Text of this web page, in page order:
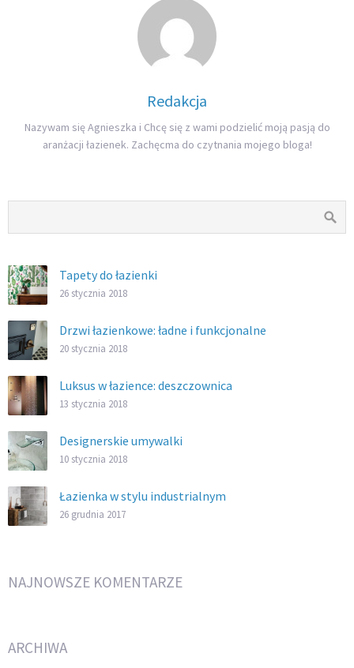
Redakcja
Nazywam się Agnieszka i Chcę się z wami podzielić moją pasją do
aranżacji łazienek. Zachęcma do czytnania mojego bloga!
Tapety do łazienki
26 stycznia 2018
Drzwi łazienkowe: ładne i funkcjonalne
20 stycznia 2018
Luksus w łazience: deszczownica
13 stycznia 2018
Designerskie umywalki
10 stycznia 2018
Łazienka w stylu industrialnym
26 grudnia 2017
NAJNOWSZE KOMENTARZE
ARCHIWA